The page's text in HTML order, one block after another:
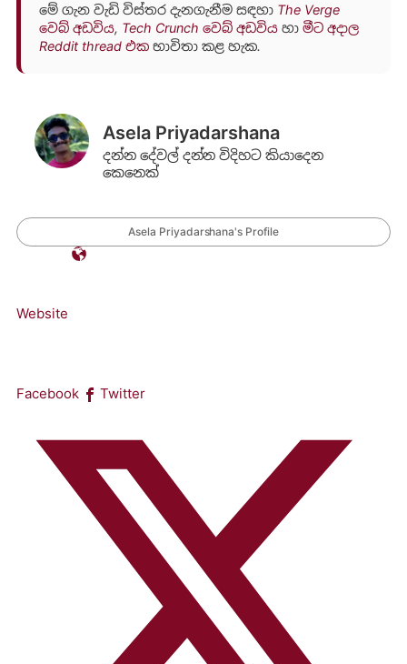
මේ ගැන වැඩි විස්තර දැනගැනීම සඳහා The Verge
වෙබ් අඩවිය, Tech Crunch වෙබ් අඩවියහා මීට අදාල
Reddit thread එකභාවිතා කළ හැක.
Asela Priyadarshana
දන්න දේවල් දන්න විදිහට කියාදෙන
කෙනෙක්
Asela Priyadarshana's Profile
Website
Facebook Twitter